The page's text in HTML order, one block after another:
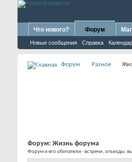
Что нового? Форум
Новые сообщения Справка
Форум Разное
Форум: Жизнь форума
Форум и его обитатели - встречи, отъезды,